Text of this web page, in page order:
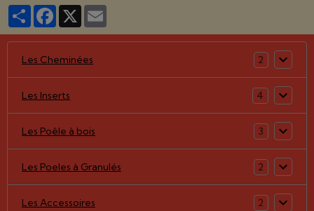
PartagerFacebook
X
Les Cheminées 2
Les Inserts 4
Les Poêle à bois 3
Les Poeles à Granulés 2
Les Accessoires 2